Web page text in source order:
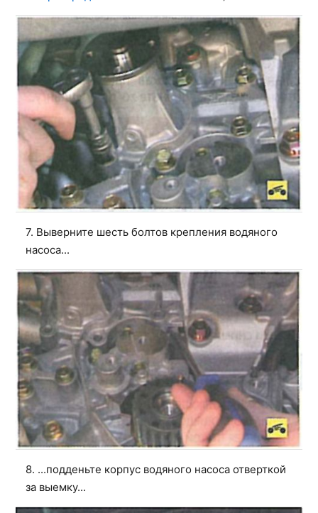
7. Выверните шесть болтов крепления водяного
насоса...
8. ...подденьте корпус водяного насоса отверткой
за выемку...